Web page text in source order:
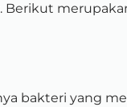
Berikut
bakteri yang